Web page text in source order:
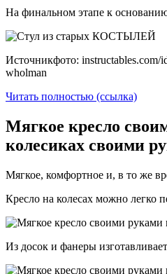
На финальном этапе к
Источникфото: instructables.com/
wholman
Читать полностью (ссылка)
Мягкое кресло
колесиках своими
Мягкое, комфортное и, в то же
Кресло на колесах можно легко
Из досок и фанеры